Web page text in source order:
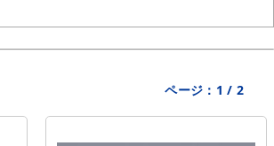
ページ： 1 / 2